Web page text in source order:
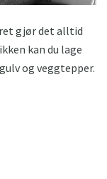
gjør det alltid
kan du lage
og veggtepper.